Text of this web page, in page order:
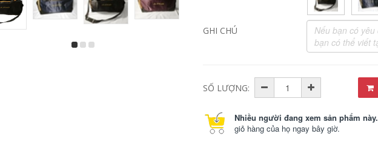
sinh viên đại học
dung lượng lớn, túi
nam balo du lịch nữ
GHI CHÚ
SỐ LƯỢNG:
Nhiều người đang xem sản phẩm này.
giỏ hàng của họ ngay bây giờ.